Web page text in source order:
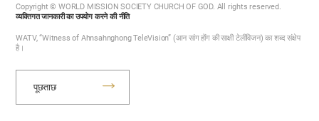
하
기
Copyright © WORLD MISSION SOCIETY CHURCH OF GOD. All rights reserved.
व्यक्तिगत जानकारी का उपयोग करने की नीति
WATV, “Witness of Ahnsahnghong TeleVision” (आन सांग होंग की साक्षी टेलीविजन) का शब्द संक्षेप
है।
पूछताछ